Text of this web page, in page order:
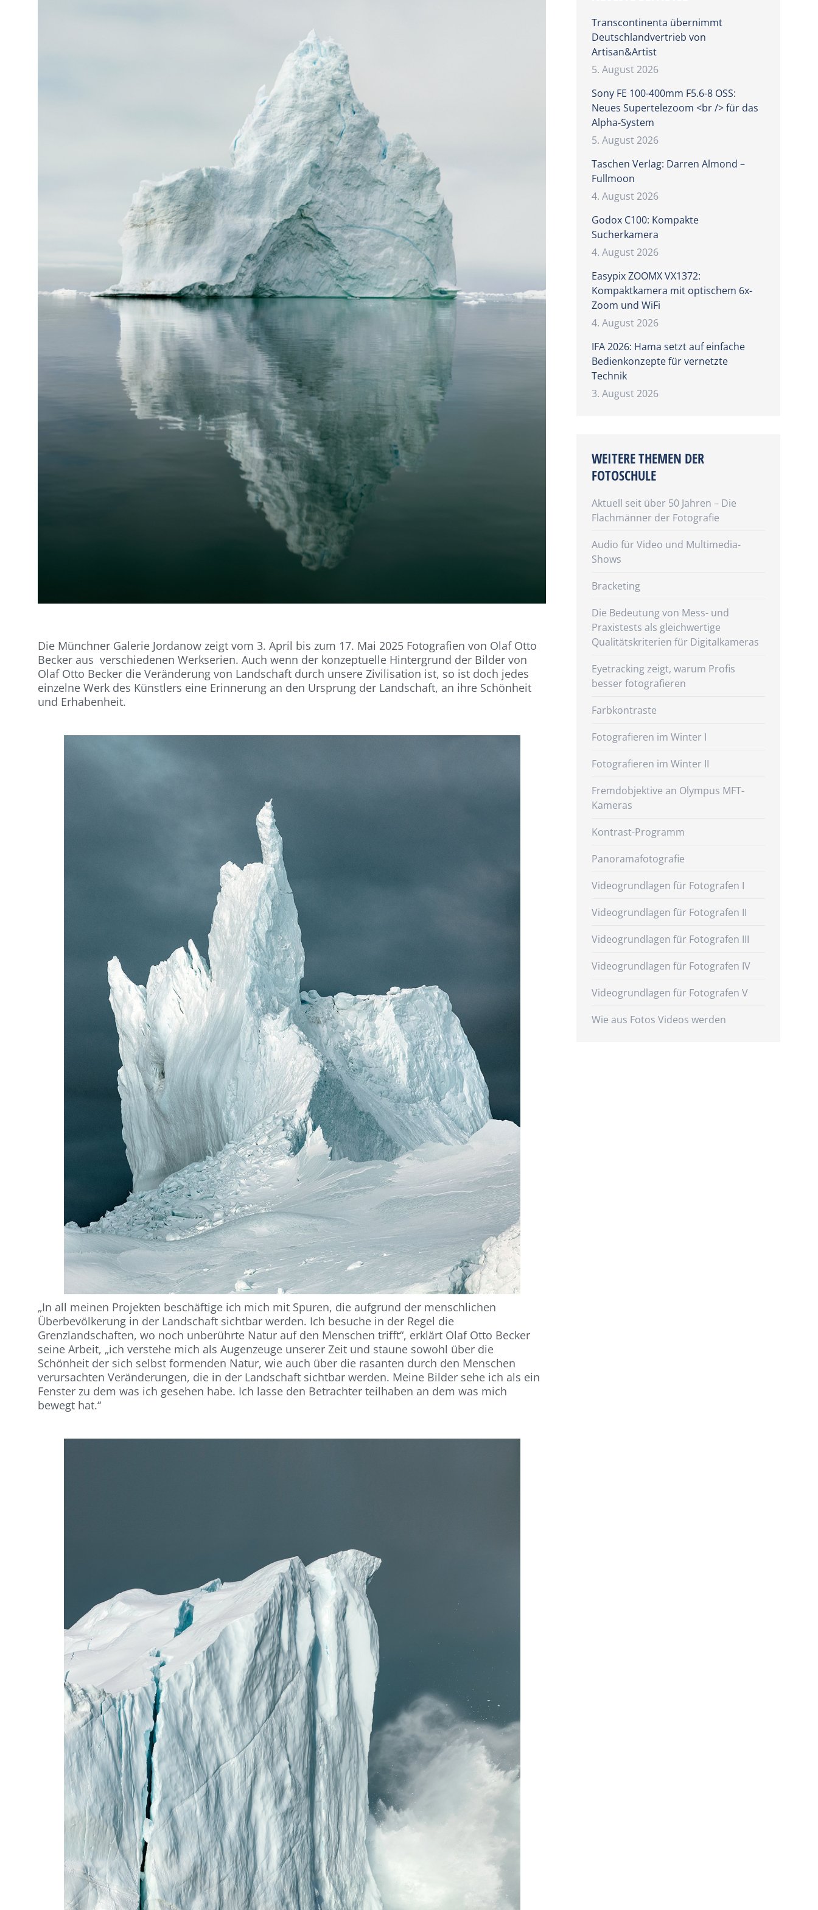
Die Münchner Galerie Jordanow zeigt vom 3. April bis zum 17. Mai 2025 Fotografien von Olaf Otto
Becker aus verschiedenen Werkserien. Auch wenn der konzeptuelle Hintergrund der Bilder von
Olaf Otto Becker die Veränderung von Landschaft durch unsere Zivilisation ist, so ist doch jedes
einzelne Werk des Künstlers eine Erinnerung an den Ursprung der Landschaft, an ihre Schönheit
und Erhabenheit.
„In all meinen Projekten beschäftige ich mich mit Spuren, die aufgrund der menschlichen
Überbevölkerung in der Landschaft sichtbar werden. Ich besuche in der Regel die
Grenzlandschaften, wo noch unberührte Natur auf den Menschen trifft“, erklärt Olaf Otto Becker
seine Arbeit, „ich verstehe mich als Augenzeuge unserer Zeit und staune sowohl über die
Schönheit der sich selbst formenden Natur, wie auch über die rasanten durch den Menschen
verursachten Veränderungen, die in der Landschaft sichtbar werden. Meine Bilder sehe ich als ein
Fenster zu dem was ich gesehen habe. Ich lasse den Betrachter teilhaben an dem was mich
bewegt hat.“
Transcontinenta übernimmt
Deutschlandvertrieb von
Artisan&Artist
5. August 2026
Sony FE 100-400mm F5.6-8 OSS:
Neues Supertelezoom <br /> für das
Alpha-System
5. August 2026
Taschen Verlag: Darren Almond –
Fullmoon
4. August 2026
Godox C100: Kompakte
Sucherkamera
4. August 2026
Easypix ZOOMX VX1372:
Kompaktkamera mit optischem 6x-
Zoom und WiFi
4. August 2026
IFA 2026: Hama setzt auf einfache
Bedienkonzepte für vernetzte
Technik
3. August 2026
WEITERE THEMEN DER
FOTOSCHULE
Aktuell seit über 50 Jahren – Die
Flachmänner der Fotografie
Audio für Video und Multimedia-
Shows
Bracketing
Die Bedeutung von Mess- und
Praxistests als gleichwertige
Qualitätskriterien für Digitalkameras
Eyetracking zeigt, warum Profis
besser fotografieren
Farbkontraste
Fotografieren im Winter I
Fotografieren im Winter II
Fremdobjektive an Olympus MFT-
Kameras
Kontrast-Programm
Panoramafotografie
Videogrundlagen für Fotografen I
Videogrundlagen für Fotografen II
Videogrundlagen für Fotografen III
Videogrundlagen für Fotografen IV
Videogrundlagen für Fotografen V
Wie aus Fotos Videos werden